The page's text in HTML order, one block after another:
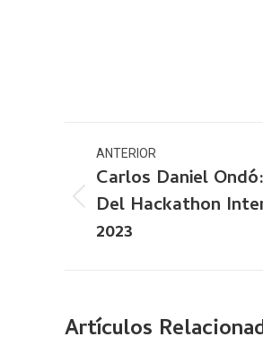
Navegación
entre
publicaciones
ANTERIOR
Publicación
anterior:
Carlos Daniel
Del Hackathon
2023
Artículos